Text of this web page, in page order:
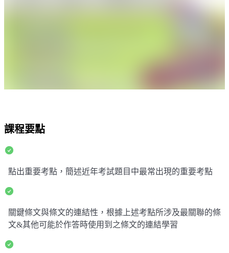
課程要點
點出重要考點，簡述近年考試題目中最常出現的重要考點
關鍵條文與條文的連結性，根據上述考點所涉及最關聯的條
文&其他可能於作答時使用到之條文的連結學習